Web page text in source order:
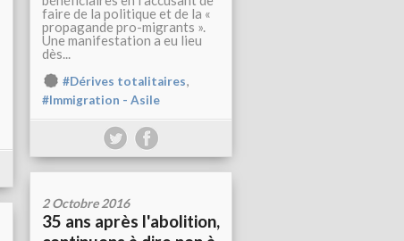
faire de la politique et de la «
propagande pro-migrants ».
Une manifestation a eu lieu
dès...
#Dérives totalitaires,
#Immigration - Asile
2 Octobre 2016
35 ans après l'abolition,